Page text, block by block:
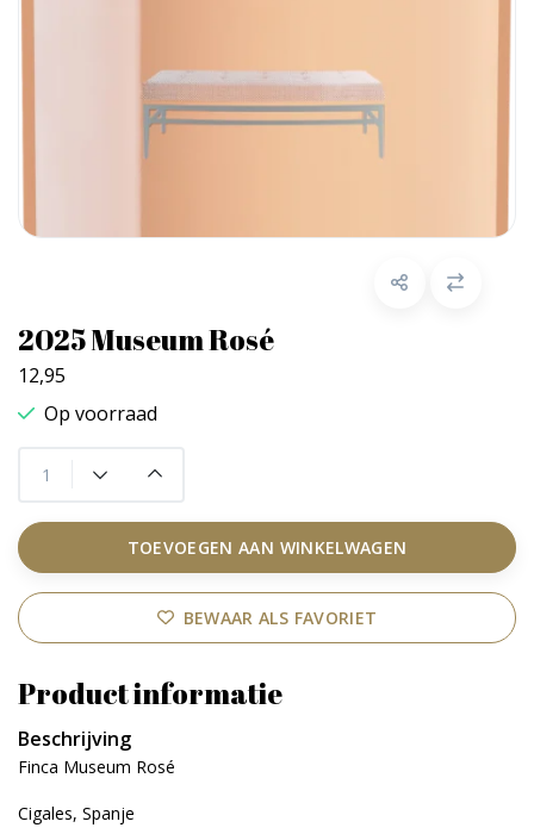
2025 Museum Rosé
12,95
Op voorraad
TOEVOEGEN AAN WINKELWAGEN
BEWAAR ALS FAVORIET
Product informatie
Beschrijving
Finca Museum Rosé
Cigales, Spanje